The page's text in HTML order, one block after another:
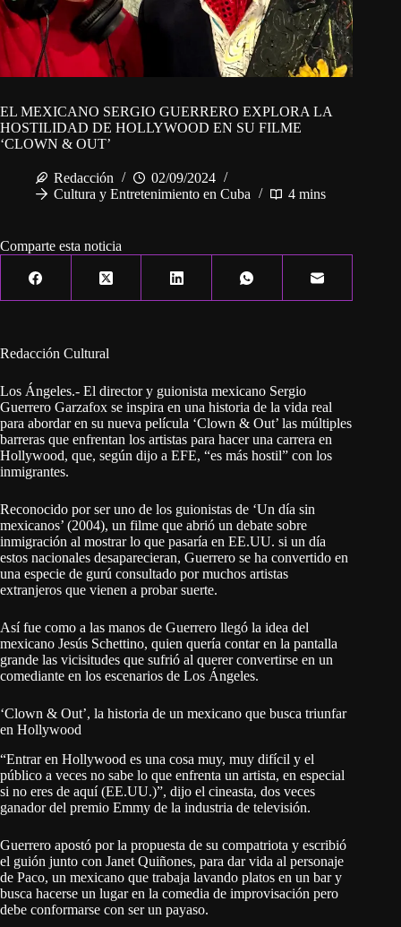
EL MEXICANO SERGIO GUERRERO EXPLORA LA
HOSTILIDAD DE HOLLYWOOD EN SU FILME
‘CLOWN & OUT’
Redacción
02/09/2024
Cultura y Entretenimiento en Cuba
4 mins
Comparte esta noticia
Redacción Cultural
Los Ángeles.- El director y guionista mexicano Sergio
Guerrero Garzafox se inspira en una historia de la vida real
para abordar en su nueva película ‘Clown & Out’ las múltiples
barreras que enfrentan los artistas para hacer una carrera en
Hollywood, que, según dijo a EFE, “es más hostil” con los
inmigrantes.
Reconocido por ser uno de los guionistas de ‘Un día sin
mexicanos’ (2004), un filme que abrió un debate sobre
inmigración al mostrar lo que pasaría en EE.UU. si un día
estos nacionales desaparecieran, Guerrero se ha convertido en
una especie de gurú consultado por muchos artistas
extranjeros que vienen a probar suerte.
Así fue como a las manos de Guerrero llegó la idea del
mexicano Jesús Schettino, quien quería contar en la pantalla
grande las vicisitudes que sufrió al querer convertirse en un
comediante en los escenarios de Los Ángeles.
‘Clown & Out’, la historia de un mexicano que busca triunfar
en Hollywood
“Entrar en Hollywood es una cosa muy, muy difícil y el
público a veces no sabe lo que enfrenta un artista, en especial
si no eres de aquí (EE.UU.)”, dijo el cineasta, dos veces
ganador del premio Emmy de la industria de televisión.
Guerrero apostó por la propuesta de su compatriota y escribió
el guión junto con Janet Quiñones, para dar vida al personaje
de Paco, un mexicano que trabaja lavando platos en un bar y
busca hacerse un lugar en la comedia de improvisación pero
debe conformarse con ser un payaso.